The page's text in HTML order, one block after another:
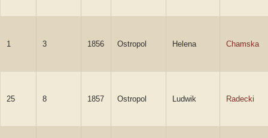
1 3 1856 Ostropol Helena Chamska
25 8 1857 Ostropol Ludwik Radecki